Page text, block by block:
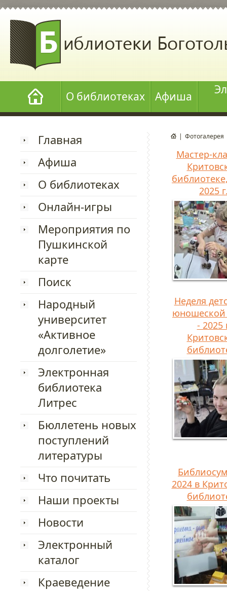
О библиотеках Афиша
Главная
Афиша
О библиотеках
Онлайн-игры
Мероприятия по
Пушкинской
карте
Поиск
Народный
университет
«Активное
долголетие»
Электронная
библиотека
Литрес
Бюллетень новых
поступлений
литературы
Что почитать
Наши проекты
Новости
Электронный
каталог
Краеведение
| Фотогалерея
Мастер-
2025
Неделя
юношеской
- 2025
2024 в